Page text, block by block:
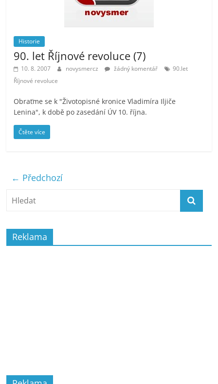
Historie
90. let Říjnové revoluce (7)
10. 8. 2007 novysmercz žádný komentář
90.let
Říjnové revoluce
Obraťme se k "Životopisné kronice Vladimíra Iljiče
Lenina", k době po zasedání ÚV 10. října.
Čtěte více
← Předchozí
Reklama